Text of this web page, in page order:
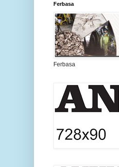
Ferbasa
Ferbasa